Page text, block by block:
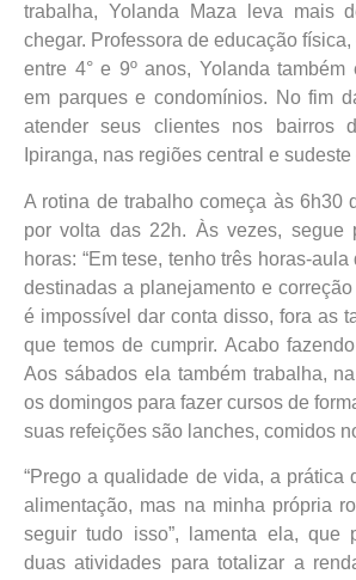
trabalha, Yolanda Maza leva mais
chegar. Professora de educação física,
entre 4° e 9º anos, Yolanda também
em parques e condomínios. No fim
atender seus clientes nos bairros
Ipiranga, nas regiões central e sudeste
A rotina de trabalho começa às 6h30
por volta das 22h. Às vezes, segue
horas: “Em tese, tenho três horas-
destinadas a planejamento e
é impossível dar conta disso, fora as
que temos de cumprir. Acabo
Aos sábados ela também trabalha,
os domingos para fazer cursos de
suas refeições são lanches, comidos
“Prego a qualidade de vida, a prática
alimentação, mas na minha própria
seguir tudo isso”, lamenta ela, que
duas atividades para totalizar a